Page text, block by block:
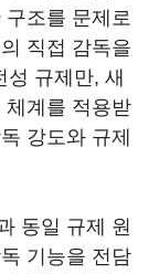
조를 문제로
직접 감독을
성 규제만, 새
체계를 적용받
강도와 규제
동일 규제 원
기능을 전담